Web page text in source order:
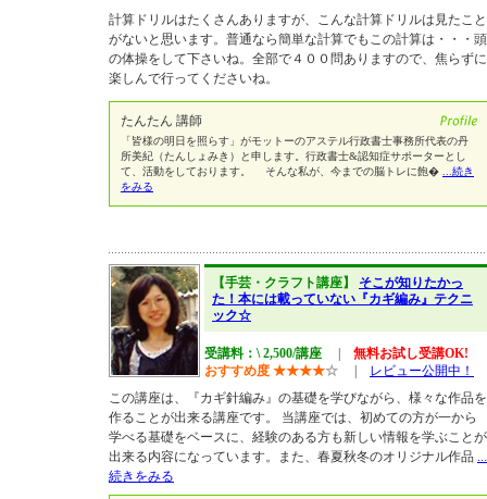
計算ドリルはたくさんありますが、こんな計算ドリルは見たこと
がないと思います。普通なら簡単な計算でもこの計算は・・・頭
の体操をして下さいね。全部で４００問ありますので、焦らずに
楽しんで行ってくださいね。
たんたん 講師
「皆様の明日を照らす」がモットーのアステル行政書士事務所代表の丹
所美紀（たんしょみき）と申します。行政書士&認知症サポーターとし
て、活動をしております。 そんな私が、今までの脳トレに飽�
...続き
をみる
【手芸・クラフト講座】 そこが知りたかっ
た！本には載っていない『カギ編み』テクニ
ック☆
受講料：\ 2,500/講座
無料お試し受講OK!
おすすめ度 ★★★★☆
レビュー公開中！
この講座は、『カギ針編み』の基礎を学びながら、様々な作品を
作ることが出来る講座です。 当講座では、初めての方が一から
学べる基礎をベースに、経験のある方も新しい情報を学ぶことが
出来る内容になっています。また、春夏秋冬のオリジナル作品 ...
続きをみる